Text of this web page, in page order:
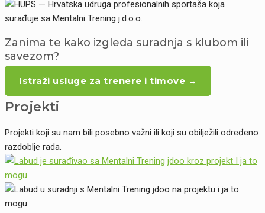
Zanima te kako izgleda suradnja s klubom ili
savezom?
Istraži usluge za trenere i timove →
Projekti
Projekti koji su nam bili posebno važni ili koji su obilježili određeno
razdoblje rada.